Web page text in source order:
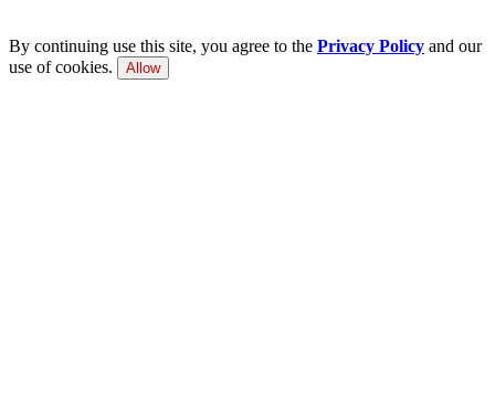
By continuing use this site, you agree to the Privacy Policy and our
use of cookies.
Allow